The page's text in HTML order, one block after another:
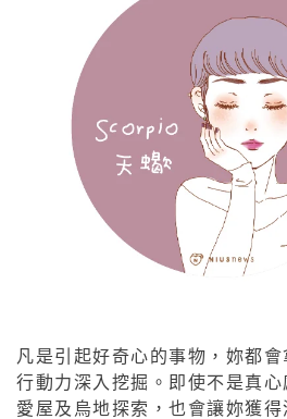
凡是引起好奇心的事物，妳都
行動力深入挖掘。即使不是真心
愛屋及烏地探索，也會讓妳獲得